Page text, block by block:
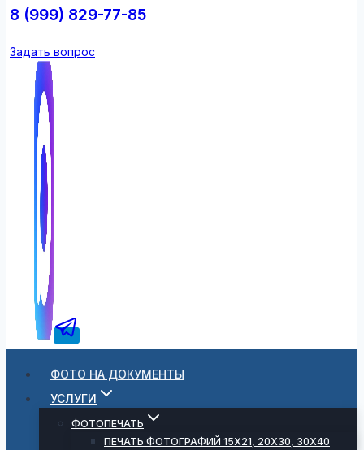
8 (999) 829-77-85
Задать вопрос
ФОТО НА ДОКУМЕНТЫ
УСЛУГИ
ФОТОПЕЧАТЬ
ПЕЧАТЬ ФОТОГРАФИЙ 15Х21, 20Х30, 30Х40